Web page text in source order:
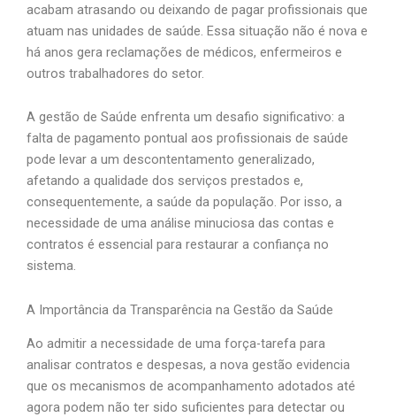
acabam atrasando ou deixando de pagar profissionais que
atuam nas unidades de saúde. Essa situação não é nova e
há anos gera reclamações de médicos, enfermeiros e
outros trabalhadores do setor.
A gestão de Saúde enfrenta um desafio significativo: a
falta de pagamento pontual aos profissionais de saúde
pode levar a um descontentamento generalizado,
afetando a qualidade dos serviços prestados e,
consequentemente, a saúde da população. Por isso, a
necessidade de uma análise minuciosa das contas e
contratos é essencial para restaurar a confiança no
sistema.
A Importância da Transparência na Gestão da Saúde
Ao admitir a necessidade de uma força-tarefa para
analisar contratos e despesas, a nova gestão evidencia
que os mecanismos de acompanhamento adotados até
agora podem não ter sido suficientes para detectar ou